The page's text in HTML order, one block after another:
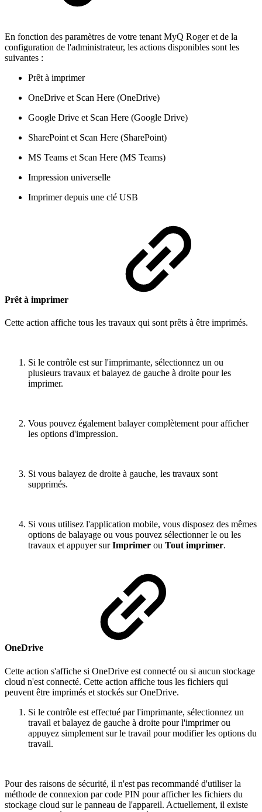
En fonction des paramètres de votre tenant MyQ Roger et de la
configuration de l'administrateur, les actions disponibles sont les
suivantes :
Prêt à imprimer
OneDrive et Scan Here (OneDrive)
Google Drive et Scan Here (Google Drive)
SharePoint et Scan Here (SharePoint)
MS Teams et Scan Here (MS Teams)
Impression universelle
Imprimer depuis une clé USB
Prêt à imprimer
Cette action affiche tous les travaux qui sont prêts à être imprimés.
Si le contrôle est sur l'imprimante, sélectionnez un ou
plusieurs travaux et balayez de gauche à droite pour les
imprimer.
Vous pouvez également balayer complètement pour afficher
les options d'impression.
Si vous balayez de droite à gauche, les travaux sont
supprimés.
Si vous utilisez l'application mobile, vous disposez des mêmes
options de balayage ou vous pouvez sélectionner le ou les
travaux et appuyer surImprimer ou Tout imprimer.
OneDrive
Cette action s'affiche si OneDrive est connecté ou si aucun stockage
cloud n'est connecté. Cette action affiche tous les fichiers qui
peuvent être imprimés et stockés sur OneDrive.
Si le contrôle est effectué par l'imprimante, sélectionnez un
travail et balayez de gauche à droite pour l'imprimer ou
appuyez simplement sur le travail pour modifier les options du
travail.
Pour des raisons de sécurité, il n'est pas recommandé d'utiliser la
méthode de connexion par code PIN pour afficher les fichiers du
stockage cloud sur le panneau de l'appareil. Actuellement, il existe